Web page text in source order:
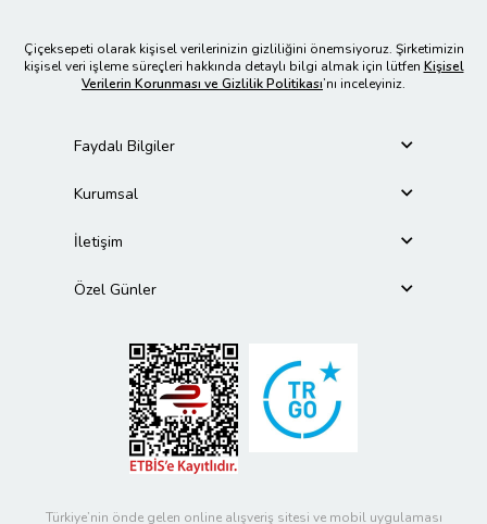
Çiçeksepeti olarak kişisel verilerinizin gizliliğini önemsiyoruz. Şirketimizin
kişisel veri işleme süreçleri hakkında detaylı bilgi almak için lütfen Kişisel
Verilerin Korunması ve Gizlilik Politikası’nı inceleyiniz.
Faydalı Bilgiler
Kurumsal
İletişim
Özel Günler
Türkiye’nin önde gelen online alışveriş sitesi ve mobil uygulaması